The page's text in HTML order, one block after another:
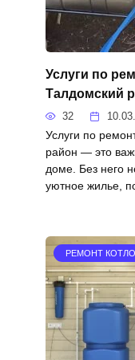
Услуги по
Талдомский
32
Услуги по
район — это
доме. Без него
уютное жилье,
РЕМОНТ